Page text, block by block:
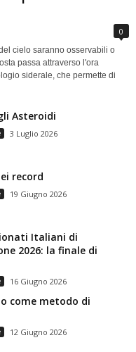
0
cielo saranno osservabili o
passa attraverso l'ora
siderale, che permette di
Asteroidi
3 Luglio 2026
record
19 Giugno 2026
Italiani di
2026: la finale di
16 Giugno 2026
come metodo di
12 Giugno 2026